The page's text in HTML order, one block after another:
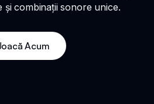
și combinații sonore unice.
Acum